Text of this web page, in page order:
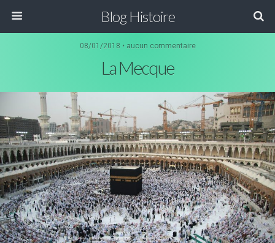
Blog Histoire
08/01/2018 • aucun commentaire
La Mecque